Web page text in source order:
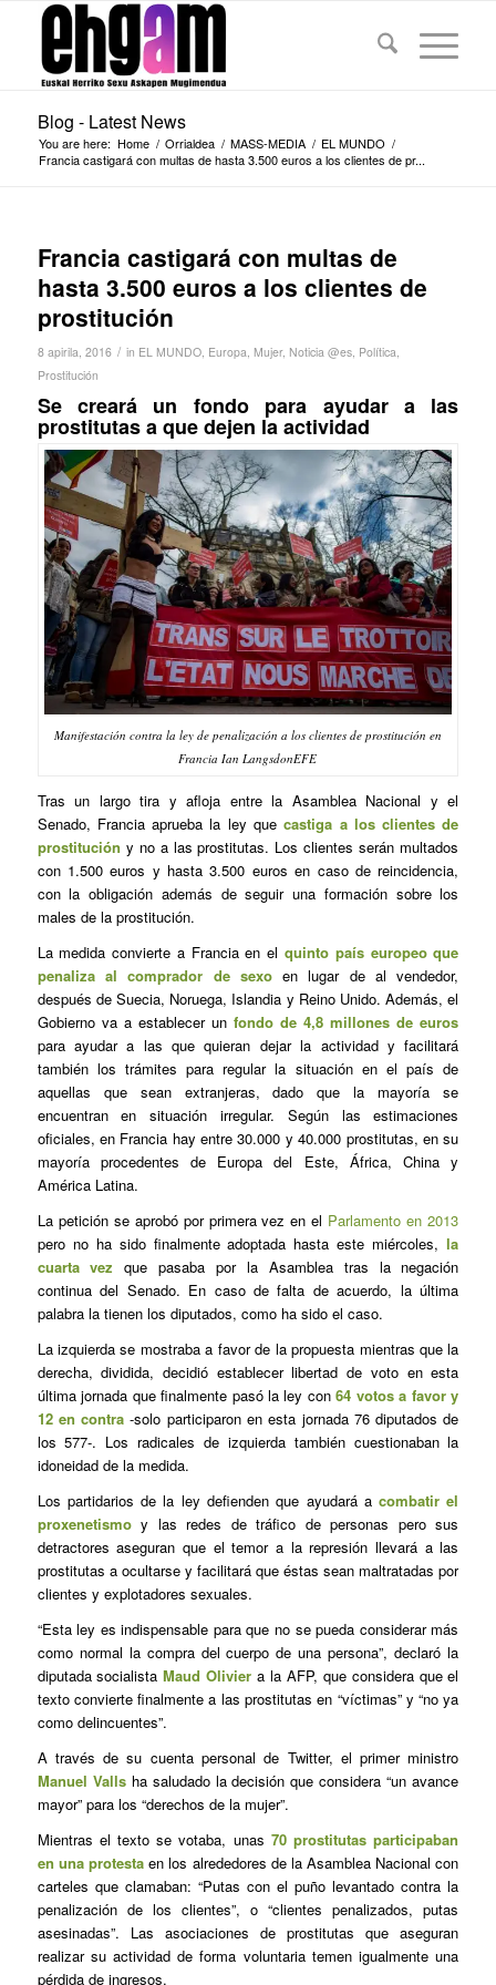
Blog - Latest News
You are here: Home / Orrialdea / MASS-MEDIA / EL MUNDO /
Francia castigará con multas de hasta 3.500 euros a los clientes de pr...
Francia castigará con multas de
hasta 3.500 euros a los clientes de
prostitución
8 apirila, 2016 / in EL MUNDO, Europa, Mujer, Noticia @es, Política,
Prostitución
Se creará un fondo para ayudar a las
prostitutas a que dejen la actividad
Manifestación contra la ley de penalización a los clientes de prostitución en
Francia Ian LangsdonEFE
Tras un largo tira y afloja entre la Asamblea Nacional y el
Senado, Francia aprueba la ley que castiga a los clientes de
prostitución y no a las prostitutas. Los clientes serán multados
con 1.500 euros y hasta 3.500 euros en caso de reincidencia,
con la obligación además de seguir una formación sobre los
males de la prostitución.
La medida convierte a Francia en elquinto país europeo que
penaliza al comprador de sexoen lugar de al vendedor,
después de Suecia, Noruega, Islandia y Reino Unido. Además, el
Gobierno va a establecer un fondo de 4,8 millones de euros
para ayudar a las que quieran dejar la actividad y facilitará
también los trámites para regular la situación en el país de
aquellas que sean extranjeras, dado que la mayoría se
encuentran en situación irregular. Según las estimaciones
oficiales, en Francia hay entre 30.000 y 40.000 prostitutas, en su
mayoría procedentes de Europa del Este, África, China y
América Latina.
La petición se aprobó por primera vez en el Parlamento en 2013
pero no ha sido finalmente adoptada hasta este miércoles,la
cuarta vez que pasaba por la Asamblea tras la negación
continua del Senado. En caso de falta de acuerdo, la última
palabra la tienen los diputados, como ha sido el caso.
La izquierda se mostraba a favor de la propuesta mientras que la
derecha, dividida, decidió establecer libertad de voto en esta
última jornada que finalmente pasó la ley con64 votos a favor y
12 en contra -solo participaron en esta jornada 76 diputados de
los 577-. Los radicales de izquierda también cuestionaban la
idoneidad de la medida.
Los partidarios de la ley defienden que ayudará acombatir el
proxenetismoy las redes de tráfico de personas pero sus
detractores aseguran que el temor a la represión llevará a las
prostitutas a ocultarse y facilitará que éstas sean maltratadas por
clientes y explotadores sexuales.
“Esta ley es indispensable para que no se pueda considerar más
como normal la compra del cuerpo de una persona”, declaró la
diputada socialistaMaud Olivier a la AFP, que considera que el
texto convierte finalmente a las prostitutas en “víctimas” y “no ya
como delincuentes”.
A través de su cuenta personal de Twitter, el primer ministro
Manuel Vallsha saludado la decisión que considera “un avance
mayor” para los “derechos de la mujer”.
Mientras el texto se votaba, unas 70 prostitutas participaban
en una protestaen los alrededores de la Asamblea Nacional con
carteles que clamaban: “Putas con el puño levantado contra la
penalización de los clientes”, o “clientes penalizados, putas
asesinadas”. Las asociaciones de prostitutas que aseguran
realizar su actividad de forma voluntaria temen igualmente una
pérdida de ingresos.